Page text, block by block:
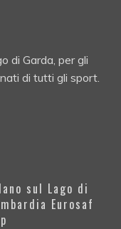
di Garda, per gli
di tutti gli sport.
sul Lago di
Eurosaf